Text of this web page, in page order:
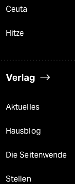
Ceuta
Hitze
Verlag
Aktuelles
Hausblog
Die Seitenwende
Stellen